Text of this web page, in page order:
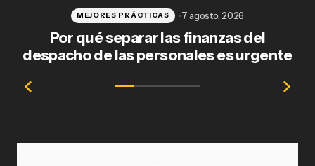
Por qué separar las finanzas del
despacho de las personales es urgente
MEJORES PRÁCTICAS 7 agosto, 2026